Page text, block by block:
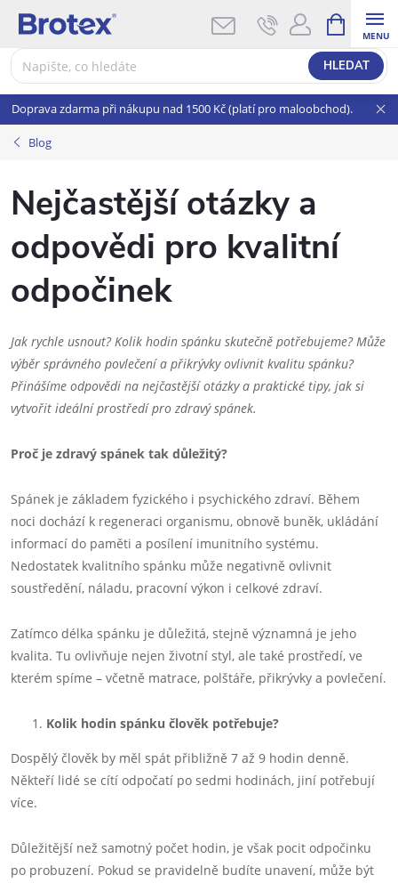
Přejít
obsah
HLEDAT
NÁKUPNÍ
KOŠÍK
Doprava zdarma při nákupu nad 1500 Kč (platí pro maloobchod).
Blog
Nejčastější otázky a
odpovědi pro kvalitní
odpočinek
Jak rychle usnout? Kolik hodin spánku skutečně potřebujeme? Může
výběr správného povlečení a přikrývky ovlivnit kvalitu spánku?
Přinášíme odpovědi na nejčastější otázky a praktické tipy, jak si
vytvořit ideální prostředí pro zdravý spánek.
Proč je zdravý spánek tak důležitý?
Spánek je základem fyzického i psychického zdraví. Během
noci dochází k regeneraci organismu, obnově buněk, ukládání
informací do paměti a posílení imunitního systému.
Nedostatek kvalitního spánku může negativně ovlivnit
soustředění, náladu, pracovní výkon i celkové zdraví.
Zatímco délka spánku je důležitá, stejně významná je jeho
kvalita. Tu ovlivňuje nejen životní styl, ale také prostředí, ve
kterém spíme – včetně matrace, polštáře, přikrývky a povlečení.
Kolik hodin spánku člověk potřebuje?
Dospělý člověk by měl spát přibližně 7 až 9 hodin denně.
Někteří lidé se cítí odpočatí po sedmi hodinách, jiní potřebují
více.
Důležitější než samotný počet hodin, je však pocit odpočinku
po probuzení. Pokud se pravidelně budíte unavení, může být